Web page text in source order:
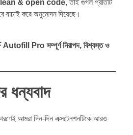
clean & open code, তাই গুগল প্রতিটি
করে অনুমোদন দিয়েছে।
Pro সম্পূর্ণ নিরাপদ, বিশ্বস্ত ও
ধন্যবাদ
আমরা দিন-দিন এক্সটেনশনটিকে আরও